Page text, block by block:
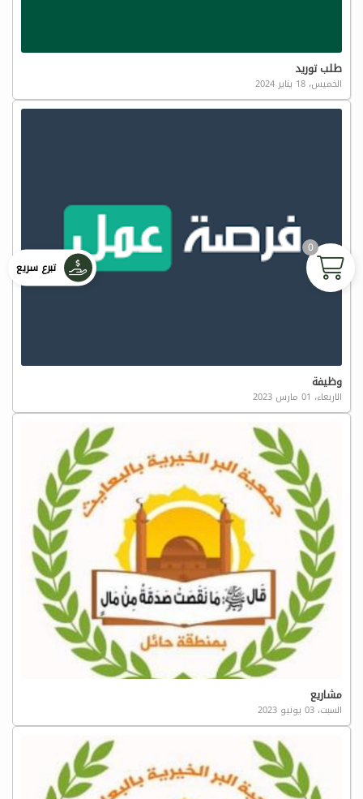
طلب توريد
الخميس، 18 يناير 2024
وظيفة
الاربعاء، 01 مارس 2023
مشاريع
السبت، 03 يونيو 2023
تبرع سريع
0